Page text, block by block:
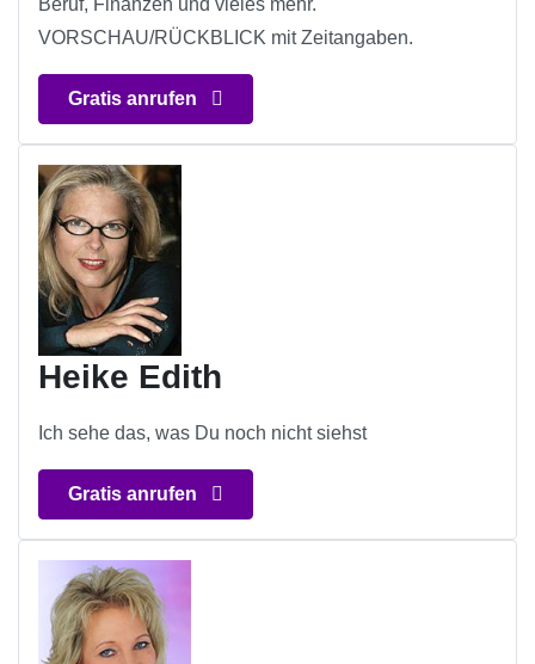
Beruf, Finanzen und vieles mehr.
VORSCHAU/RÜCKBLICK mit Zeitangaben.
Gratis anrufen
Heike Edith
Ich sehe das, was Du noch nicht siehst
Gratis anrufen